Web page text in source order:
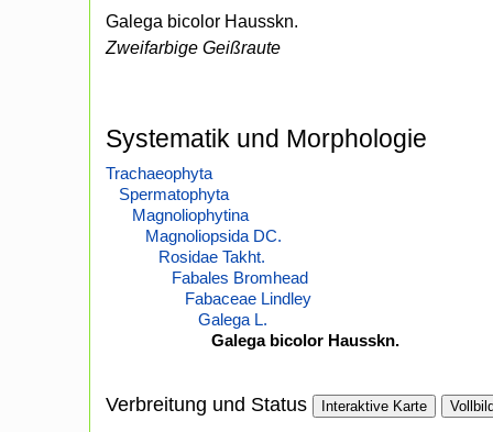
Galega bicolor Hausskn.
Zweifarbige Geißraute
Systematik und Morphologie
Trachaeophyta
Spermatophyta
Magnoliophytina
Magnoliopsida DC.
Rosidae Takht.
Fabales Bromhead
Fabaceae Lindley
Galega L.
Galega bicolor Hausskn.
Verbreitung und Status Interaktive Karte